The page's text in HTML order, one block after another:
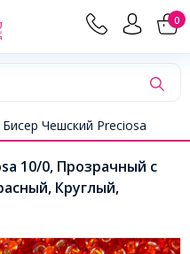
0
Бисер Чешский Preciosa
10/0, Прозрачный с
Круглый,